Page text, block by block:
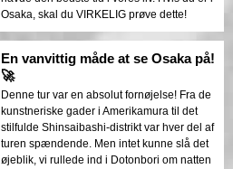
Osaka, skal du VIRKELIG prøve dette!
En vanvittig måde at se Osaka på!
🚀
Denne tur var en absolut fornøjelse! Fra de
kunstneriske gader i Amerikamura til det
stilfulde Shinsaibashi-distrikt var hver del af
turen spændende. Men intet kunne slå det
øjeblik, vi rullede ind i Dotonbori om natten